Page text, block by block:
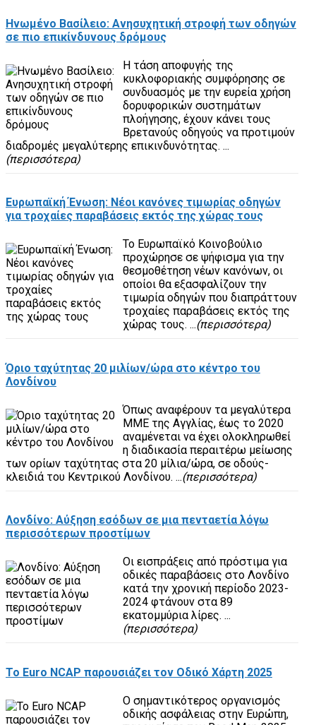
Ηνωμένο Βασίλειο: Ανησυχητική στροφή των οδηγών
σε πιο επικίνδυνους δρόμους
Η τάση αποφυγής της
κυκλοφοριακής συμφόρησης σε
συνδυασμός με την ευρεία χρήση
δορυφορικών συστημάτων
πλοήγησης, έχουν κάνει τους
Βρετανούς οδηγούς να προτιμούν
διαδρομές μεγαλύτερης επικινδυνότητας. ...
(περισσότερα)
Ευρωπαϊκή Ένωση: Νέοι κανόνες τιμωρίας οδηγών
για τροχαίες παραβάσεις εκτός της χώρας τους
Το Ευρωπαϊκό Κοινοβούλιο
προχώρησε σε ψήφισμα για την
θεσμοθέτηση νέων κανόνων, οι
οποίοι θα εξασφαλίζουν την
τιμωρία οδηγών που διαπράττουν
τροχαίες παραβάσεις εκτός της
χώρας τους. ...(περισσότερα)
Όριο ταχύτητας 20 μιλίων/ώρα στο κέντρο του
Λονδίνου
Όπως αναφέρουν τα μεγαλύτερα
ΜΜΕ της Αγγλίας, έως το 2020
αναμένεται να έχει ολοκληρωθεί
η διαδικασία περαιτέρω μείωσης
των ορίων ταχύτητας στα 20 μίλια/ώρα, σε οδούς-
κλειδιά του Κεντρικού Λονδίνου. ...(περισσότερα)
Λονδίνο: Αύξηση εσόδων σε μια πενταετία λόγω
περισσότερων προστίμων
Οι εισπράξεις από πρόστιμα για
οδικές παραβάσεις στο Λονδίνο
κατά την χρονική περίοδο 2023-
2024 φτάνουν στα 89
εκατομμύρια λίρες. ...
(περισσότερα)
To Euro NCAP παρουσιάζει τον Οδικό Χάρτη 2025
Ο σημαντικότερος οργανισμός
οδικής ασφάλειας στην Ευρώπη,